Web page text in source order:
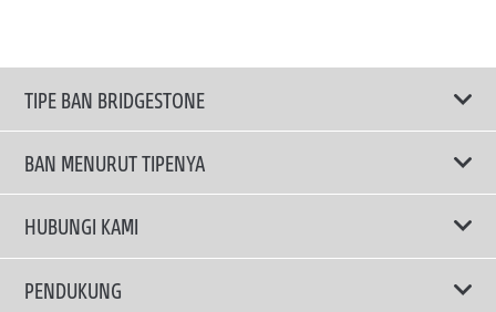
TIPE BAN BRIDGESTONE
BAN MENURUT TIPENYA
Ban ENLITEN
Ban Performa
HUBUNGI KAMI
Email Kami
PENDUKUNG